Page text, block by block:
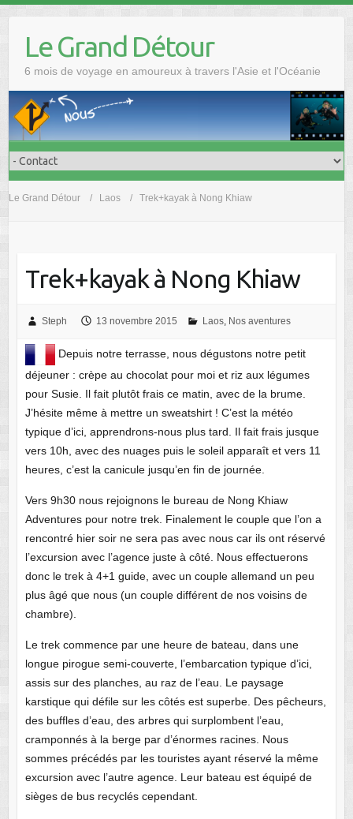
Le Grand Détour
6 mois de voyage en amoureux à travers l'Asie et l'Océanie
Le Grand Détour Laos Trek+kayak à Nong Khiaw
Trek+kayak à Nong Khiaw
Steph 13 novembre 2015 Laos, Nos aventures
Depuis notre terrasse, nous dégustons notre petit
déjeuner : crèpe au chocolat pour moi et riz aux légumes
pour Susie. Il fait plutôt frais ce matin, avec de la brume.
J’hésite même à mettre un sweatshirt ! C’est la météo
typique d’ici, apprendrons-nous plus tard. Il fait frais jusque
vers 10h, avec des nuages puis le soleil apparaît et vers 11
heures, c’est la canicule jusqu’en fin de journée.
Vers 9h30 nous rejoignons le bureau de Nong Khiaw
Adventures pour notre trek. Finalement le couple que l’on a
rencontré hier soir ne sera pas avec nous car ils ont réservé
l’excursion avec l’agence juste à côté. Nous effectuerons
donc le trek à 4+1 guide, avec un couple allemand un peu
plus âgé que nous (un couple différent de nos voisins de
chambre).
Le trek commence par une heure de bateau, dans une
longue pirogue semi-couverte, l’embarcation typique d’ici,
assis sur des planches, au raz de l’eau. Le paysage
karstique qui défile sur les côtés est superbe. Des pêcheurs,
des buffles d’eau, des arbres qui surplombent l’eau,
cramponnés à la berge par d’énormes racines. Nous
sommes précédés par les touristes ayant réservé la même
excursion avec l’autre agence. Leur bateau est équipé de
sièges de bus recyclés cependant.